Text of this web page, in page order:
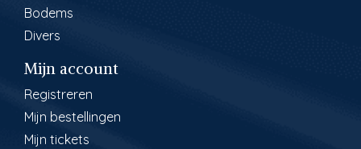
Bodems
Divers
Mijn account
Registreren
Mijn bestellingen
Mijn tickets